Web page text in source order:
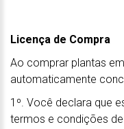
Licença de Compra
Ao comprar plantas
automaticamente
1º. Você declara que
termos e condições